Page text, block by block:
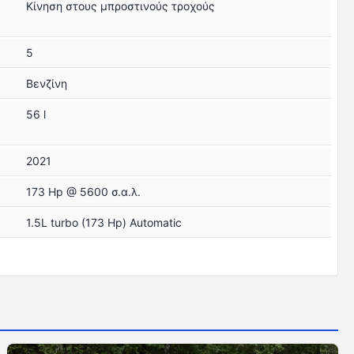
Κίνηση στους μπροστινούς τροχούς
5
Βενζίνη
56 l
2021
173 Hp @ 5600 σ.α.λ.
1.5L turbo (173 Hp) Automatic